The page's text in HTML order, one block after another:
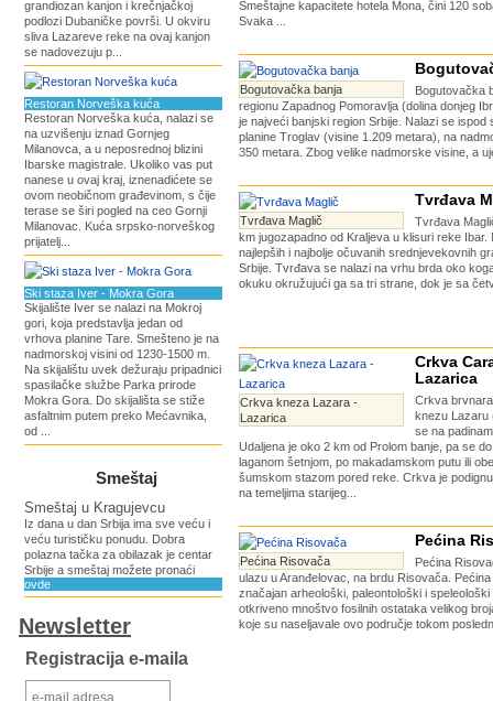
grandiozan kanjon i krečnjačkoj
podlozi Dubaničke površi. U okviru
sliva Lazareve reke na ovaj kanjon
se nadovezuju p...
Restoran Norveška kuća
Restoran Norveška kuća, nalazi se
na uzvišenju iznad Gornjeg
Milanovca, a u neposrednoj blizini
Ibarske magistrale. Ukoliko vas put
nanese u ovaj kraj, iznenadićete se
ovom neobičnom građevinom, s čije
terase se širi pogled na ceo Gornji
Milanovac. Kuća srpsko-norveškog
prijatelj...
Ski staza Iver - Mokra Gora
Skijalište Iver se nalazi na Mokroj
gori, koja predstavlja jedan od
vrhova planine Tare. Smešteno je na
nadmorskoj visini od 1230-1500 m.
Na skijalištu uvek dežuraju pripadnici
spasilačke službe Parka prirode
Mokra Gora. Do skijališta se stiže
asfaltnim putem preko Mećavnika,
od ...
Smeštaj
Smeštaj u Kragujevcu
Iz dana u dan Srbija ima sve veću i
veću turističku ponudu. Dobra
polazna tačka za obilazak je centar
Srbije a smeštaj možete pronaći
ovde
Newsletter
Registracija e-maila
Smeštajne kapacitete hotela Mona, čini 120
Svaka ...
Bogutovačka banja
Bogutovačka
regionu Zapadnog Pomoravlja (dolina donjeg
je najveći banjski region Srbije. Nalazi se ispod
planine Troglav (visine 1.209 metara), na
350 metara. Zbog velike nadmorske visine, a
Tvrđava Maglič
Tvrđava
Tvrđava
km jugozapadno od Kraljeva u klisuri reke Ibar.
najlepših i najbolje očuvanih srednjevekovnih
Srbije. Tvrđava se nalazi na vrhu brda oko
okuku okružujući ga sa tri strane, dok je sa
Crkva kneza Lazara -
Lazarica
Crkva
Lazarica
Crkva
knezu Lazaru
se na
Udaljena je oko 2 km od Prolom banje, pa se
laganom šetnjom, po makadamskom putu ili
šumskom stazom pored reke. Crkva je
na temeljima starijeg...
Pećina Risovača
Pećina
Pećina
ulazu u Aranđelovac, na brdu Risovača.
značajan arheološki, paleontološki i speleološki
otkriveno mnoštvo fosilnih ostataka velikog
koje su naseljavale ovo područje tokom